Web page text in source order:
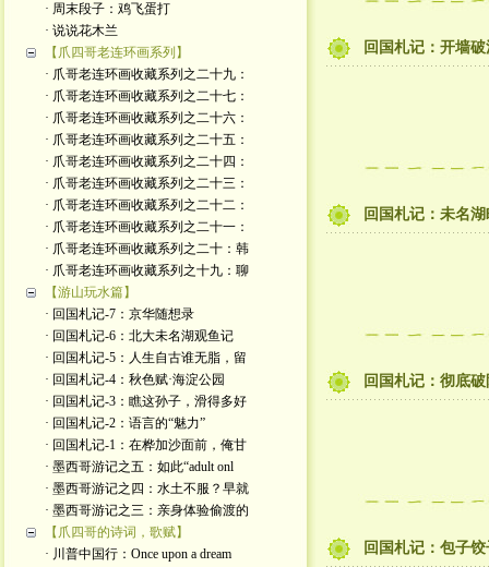
· 周末段子：鸡飞蛋打
· 说说花木兰
【爪四哥老连环画系列】
· 爪哥老连环画收藏系列之二十九：
· 爪哥老连环画收藏系列之二十七：
· 爪哥老连环画收藏系列之二十六：
· 爪哥老连环画收藏系列之二十五：
· 爪哥老连环画收藏系列之二十四：
· 爪哥老连环画收藏系列之二十三：
· 爪哥老连环画收藏系列之二十二：
· 爪哥老连环画收藏系列之二十一：
· 爪哥老连环画收藏系列之二十：韩
· 爪哥老连环画收藏系列之十九：聊
【游山玩水篇】
· 回国札记-7：京华随想录
· 回国札记-6：北大未名湖观鱼记
· 回国札记-5：人生自古谁无脂，留
· 回国札记-4：秋色赋·海淀公园
· 回国札记-3：瞧这孙子，滑得多好
· 回国札记-2：语言的“魅力”
· 回国札记-1：在桦加沙面前，俺甘
· 墨西哥游记之五：如此“adult onl
· 墨西哥游记之四：水土不服？早就
· 墨西哥游记之三：亲身体验偷渡的
【爪四哥的诗词，歌赋】
· 川普中国行：Once upon a dream
回国札记：开墙
回国札记：未名湖
回国札记：彻底
回国札记：包子